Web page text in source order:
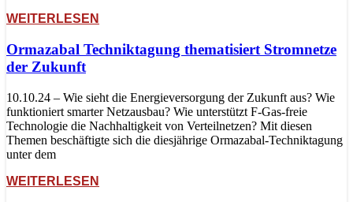
WEITERLESEN
Ormazabal Techniktagung thematisiert Stromnetze
der Zukunft
10.10.24 – Wie sieht die Energieversorgung der Zukunft aus? Wie
funktioniert smarter Netzausbau? Wie unterstützt F-Gas-freie
Technologie die Nachhaltigkeit von Verteilnetzen? Mit diesen
Themen beschäftigte sich die diesjährige Ormazabal-Techniktagung
unter dem
WEITERLESEN